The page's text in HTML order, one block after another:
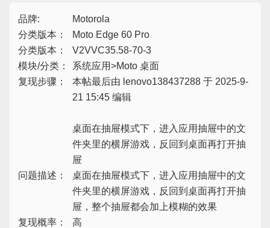
品牌:
Motorola
分类版本：
Moto Edge 60 Pro
分类版本：
V2VVC35.58-70-3
模块/分类：
系统应用>Moto 桌面
复现步骤：
本帖最后由 lenovo138437288 于 2025-9-
21 15:45 编辑
桌面在抽屉模式下，进入应用抽屉中的文
件夹里的横屏游戏，反回到桌面再打开抽
屉
问题描述：
桌面在抽屉模式下，进入应用抽屉中的文
件夹里的横屏游戏，反回到桌面再打开抽
屉，整个抽屉都会加上模糊的效果
复现概率：
高